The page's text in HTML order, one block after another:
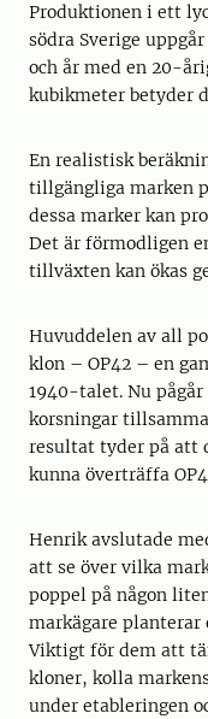
Produktionen i ett
södra Sverige
och år med en 20-
kubikmeter betyder
En realistisk
tillgängliga marken
dessa marker kan
Det är förmodligen
tillväxten kan ökas
Huvuddelen av all
klon – OP42 – en
1940-talet. Nu
korsningar
resultat tyder på att
kunna överträffa
Henrik avslutade
att se över vilka
poppel på någon
markägare
Viktigt för dem att
kloner, kolla
under etableringen